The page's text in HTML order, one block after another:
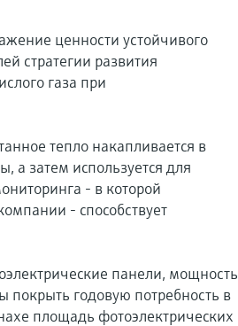
ценности устойчивого
стратегии развития
газа при
тепло накапливается в
а затем используется для
- в которой
- способствует
панели, мощность
покрыть годовую потребность в
площадь фотоэлектрических